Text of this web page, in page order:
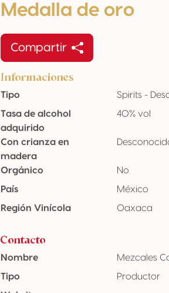
Medalla de oro
Compartir
Informaciones
Tipo
Spirits -
Tasa de alcohol
adquirido
40% vol
Con crianza en
madera
Orgánico
No
País
México
Región Vinícola
Oaxaca
Contacto
Nombre
Mezcales
Tipo
Productor